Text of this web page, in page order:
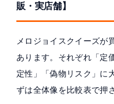
販・実店舗】
メロジョイスクイーズが
あります。それぞれ「定
定性」「偽物リスク」に
ずは全体像を比較表で押